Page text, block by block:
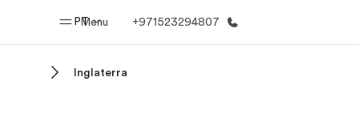
Menu
PT +971523294807
Inglaterra